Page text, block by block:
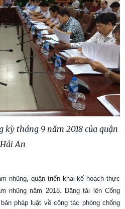
kỳ tháng 9 năm 2018 của quận
Hải An
nhũng, quận triển khai kế hoạch thực
nhũng năm 2018. Đăng tải lên Cổng
pháp luật về công tác phòng chống